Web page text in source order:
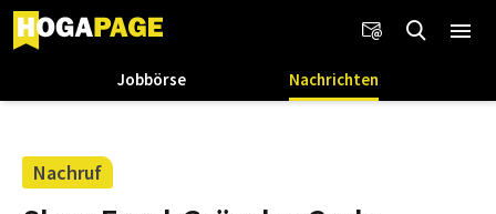
Jobbörse Nachrichten
Nachruf